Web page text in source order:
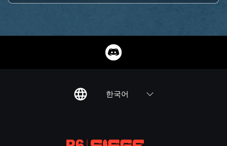
한국어